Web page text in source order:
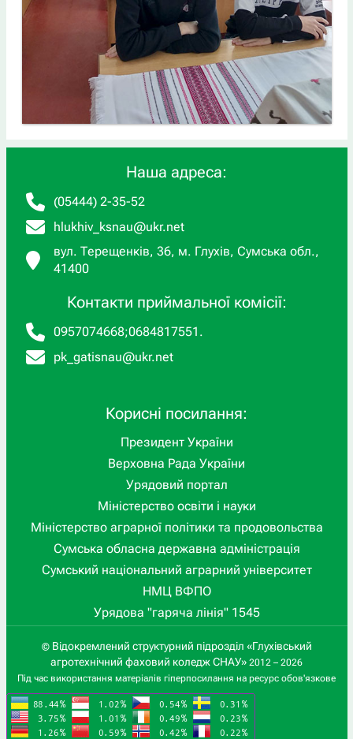
Наша адреса:
(05444) 2-35-52
hlukhiv_ksnau@ukr.net
вул. Терещенків, 36, м. Глухів, Сумська обл.,
41400
Контакти приймальної комісії:
0957074668;0684817551 .
pk_gatisnau@ukr.net
Корисні посилання:
Президент України
Верховна Рада України
Урядовий портал
Міністерство освіти і науки
Міністерство аграрної політики та продовольства
Сумська обласна державна адміністрація
Сумський національний аграрний університет
НМЦ ВФПО
Урядова "гаряча лінія" 1545
© Відокремлений структурний підрозділ «Глухівський
агротехнічний фаховий коледж СНАУ» 2012 – 2026
Під час використання матеріалів гіперпосилання на ресурс обов'язкове